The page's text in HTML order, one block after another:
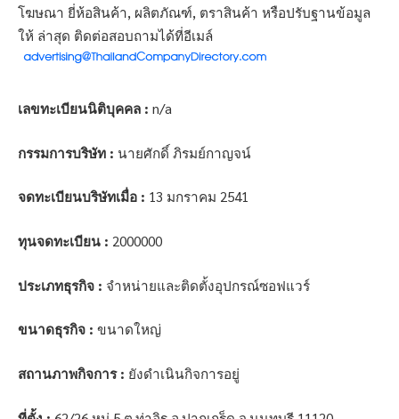
โฆษณา ยี่ห้อสินค้า, ผลิตภัณฑ์, ตราสินค้า หรือปรับฐานข้อมูล
ให้ ล่าสุด ติดต่อสอบถามได้ที่อีเมล์
เลขทะเบียนนิติบุคคล : n/a
กรรมการบริษัท : นายศักดิ์ ภิรมย์กาญจน์
จดทะเบียนบริษัทเมื่อ : 13 มกราคม 2541
ทุนจดทะเบียน : 2000000
ประเภทธุรกิจ : จำหน่ายและติดตั้งอุปกรณ์ซอฟแวร์
ขนาดธุรกิจ : ขนาดใหญ่
สถานภาพกิจการ : ยังดำเนินกิจการอยู่